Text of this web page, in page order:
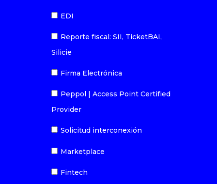
EDI
Reporte fiscal: SII, TicketBAI,
Silicie
Firma Electrónica
Peppol | Access Point Certified
Provider
Solicitud interconexión
Marketplace
Fintech